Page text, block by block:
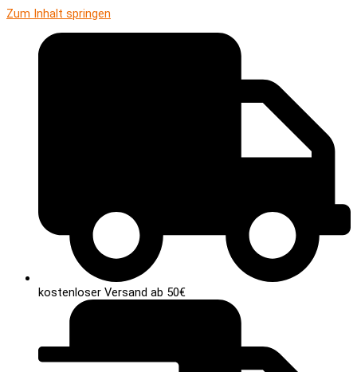
Zum Inhalt springen
kostenloser Versand ab 50€